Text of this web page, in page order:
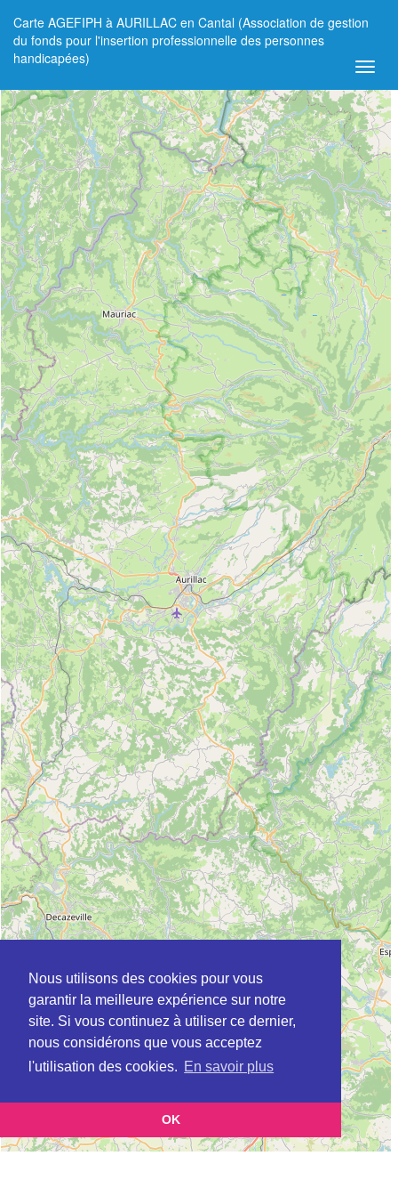
Nous utilisons des cookies pour vous
garantir la meilleure expérience sur notre
site. Si vous continuez à utiliser ce dernier,
nous considérons que vous acceptez
l'utilisation des cookies. En savoir plus
OK
Carte AGEFIPH à AURILLAC en Cantal (Association de gestion
du fonds pour l'insertion professionnelle des personnes
handicapées)
+
−